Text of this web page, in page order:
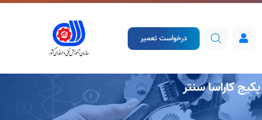
درخواست تعمیر
کاراسا سنتر